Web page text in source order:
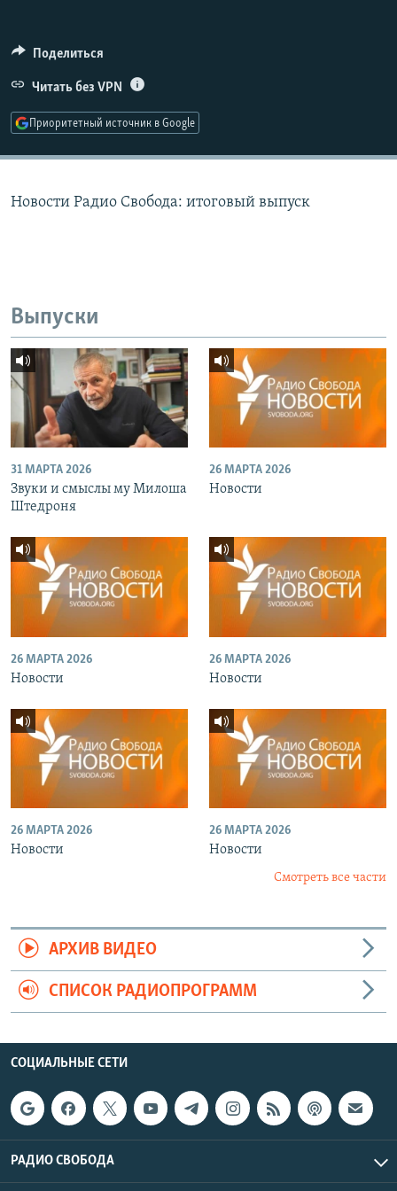
ПОДПИШИТЕСЬ НА РАССЫЛКУ
СОЦИАЛЬНЫЕ СЕТИ
Поделиться
Читать без VPN
Приоритетный источник в Google
Новости Радио Свобода: итоговый выпуск
Выпуски
31 МАРТА 2026
Звуки и смыслы му Милоша
Штедроня
26 МАРТА 2026
Новости
26 МАРТА 2026
Новости
26 МАРТА 2026
Новости
26 МАРТА 2026
Новости
26 МАРТА 2026
Новости
Смотреть все части
АРХИВ ВИДЕО
СПИСОК РАДИОПРОГРАММ
СОЦИАЛЬНЫЕ СЕТИ
РАДИО СВОБОДА